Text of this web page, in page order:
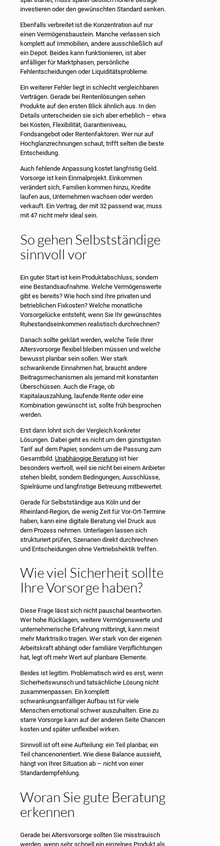
investieren oder den gewünschten Standard senken.
Ebenfalls verbreitet ist die Konzentration auf nur
einen Vermögensbaustein. Manche verlassen sich
komplett auf Immobilien, andere ausschließlich auf
ein Depot. Beides kann funktionieren, ist aber
anfälliger für Marktphasen, persönliche
Fehlentscheidungen oder Liquiditätsprobleme.
Ein weiterer Fehler liegt in schlecht vergleichbaren
Verträgen. Gerade bei Rentenlösungen sehen
Produkte auf den ersten Blick ähnlich aus. In den
Details unterscheiden sie sich aber erheblich – etwa
bei Kosten, Flexibilität, Garantieniveau,
Fondsangebot oder Rentenfaktoren. Wer nur auf
Hochglanzrechnungen schaut, trifft selten die beste
Entscheidung.
Auch fehlende Anpassung kostet langfristig Geld.
Vorsorge ist kein Einmalprojekt. Einkommen
verändert sich, Familien kommen hinzu, Kredite
laufen aus, Unternehmen wachsen oder werden
verkauft. Ein Vertrag, der mit 32 passend war, muss
mit 47 nicht mehr ideal sein.
So gehen Selbstständige
sinnvoll vor
Ein guter Start ist kein Produktabschluss, sondern
eine Bestandsaufnahme. Welche Vermögenswerte
gibt es bereits? Wie hoch sind Ihre privaten und
betrieblichen Fixkosten? Welche monatliche
Vorsorgelücke entsteht, wenn Sie Ihr gewünschtes
Ruhestandseinkommen realistisch durchrechnen?
Danach sollte geklärt werden, welche Teile Ihrer
Altersvorsorge flexibel bleiben müssen und welche
bewusst planbar sein sollen. Wer stark
schwankende Einnahmen hat, braucht andere
Beitragsmechanismen als jemand mit konstanten
Überschüssen. Auch die Frage, ob
Kapitalauszahlung, laufende Rente oder eine
Kombination gewünscht ist, sollte früh besprochen
werden.
Erst dann lohnt sich der Vergleich konkreter
Lösungen. Dabei geht es nicht um den günstigsten
Tarif auf dem Papier, sondern um die Passung zum
Gesamtbild. Unabhängige Beratung ist hier
besonders wertvoll, weil sie nicht bei einem Anbieter
stehen bleibt, sondern Bedingungen, Ausschlüsse,
Spielräume und langfristige Betreuung mitbewertet.
Gerade für Selbstständige aus Köln und der
Rheinland-Region, die wenig Zeit für Vor-Ort-Termine
haben, kann eine digitale Beratung viel Druck aus
dem Prozess nehmen. Unterlagen lassen sich
strukturiert prüfen, Szenarien direkt durchrechnen
und Entscheidungen ohne Vertriebshektik treffen.
Wie viel Sicherheit sollte
Ihre Vorsorge haben?
Diese Frage lässt sich nicht pauschal beantworten.
Wer hohe Rücklagen, weitere Vermögenswerte und
unternehmerische Erfahrung mitbringt, kann meist
mehr Marktrisiko tragen. Wer stark von der eigenen
Arbeitskraft abhängt oder familiäre Verpflichtungen
hat, legt oft mehr Wert auf planbare Elemente.
Beides ist legitim. Problematisch wird es erst, wenn
Sicherheitswunsch und tatsächliche Lösung nicht
zusammenpassen. Ein komplett
schwankungsanfälliger Aufbau ist für viele
Menschen emotional schwer auszuhalten. Eine zu
starre Vorsorge kann auf der anderen Seite Chancen
kosten und später unflexibel wirken.
Sinnvoll ist oft eine Aufteilung: ein Teil planbar, ein
Teil chancenorientiert. Wie diese Balance aussieht,
hängt von Ihrer Situation ab – nicht von einer
Standardempfehlung.
Woran Sie gute Beratung
erkennen
Gerade bei Altersvorsorge sollten Sie misstrauisch
werden, wenn sehr schnell ein einzelnes Produkt als